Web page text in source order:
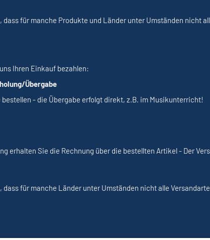
dass für manche Produkte und Länder unter Umständen nicht
Ihren Einkauf bezahlen:
Übergabe
- die Übergabe erfolgt direkt, z.B. im Musikunterricht!
erhalten Sie die Rechnung über die bestellten Artikel - Der
dass für manche Länder unter Umständen nicht alle